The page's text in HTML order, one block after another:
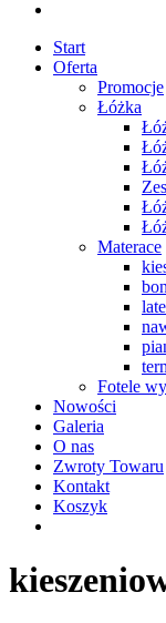
Start
Oferta
Promocje
Łóżka
Materace
Fotele
Nowości
Galeria
O nas
Zwroty Towaru
Kontakt
Koszyk